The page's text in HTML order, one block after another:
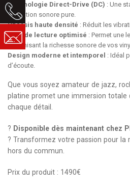
Technologie Direct-Drive (DC) : Une
restitution sonore pure.
Châssis haute densité : Réduit les
Bras de lecture optimisé : Permet une
maximisant la richesse sonore de vos
Design moderne et intemporel : Idéal
d’écoute.
Que vous soyez amateur de jazz,
platine promet une immersion totale
chaque détail.
? Disponible dès maintenant chez
? Transformez votre passion pour la
hors du commun.
Prix du produit : 1490€